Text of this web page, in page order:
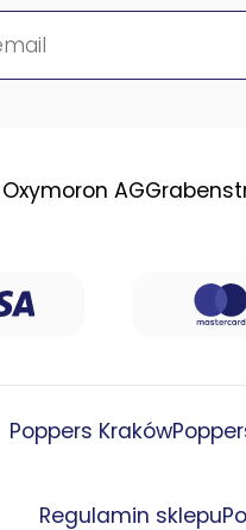
AG
Poppers Kraków
Regulamin sklepu